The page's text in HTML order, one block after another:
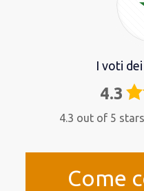
I voti
4.3 4,3
4.3 out of 5
Come